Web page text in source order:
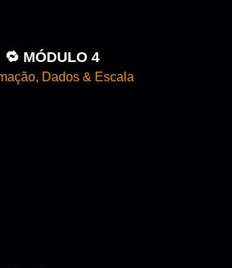
🔁 MÓDULO 4
Dados & Escala